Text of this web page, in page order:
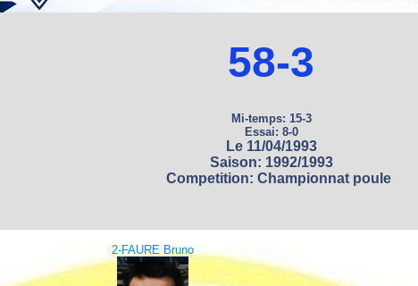
58-3
Mi-temps: 15-3
Essai: 8-0
Le 11/04/1993
Saison: 1992/1993
Competition: Championnat poule
2-FAURE Bruno